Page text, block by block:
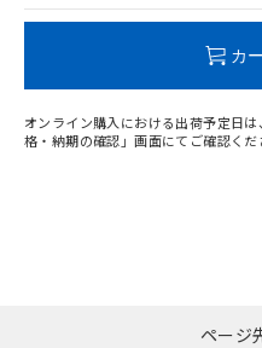
カ
オンライン購入における出荷予定日
格・納期の確認」画面にてご確認くだ
ページ